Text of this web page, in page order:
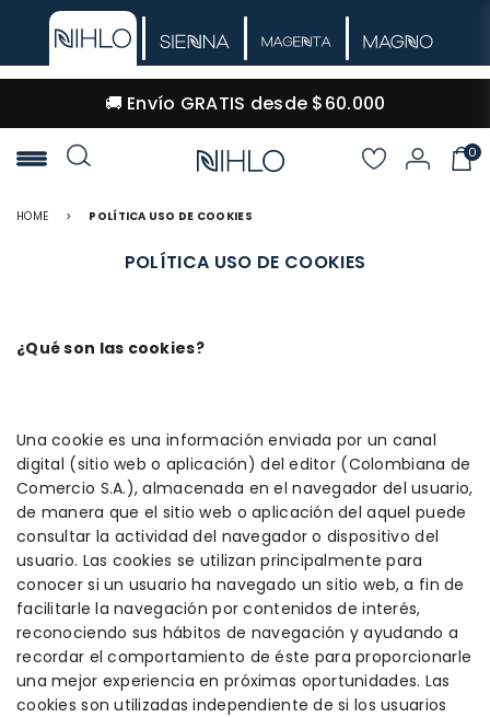
🚚 Envío GRATIS desde $60.000
NIHLO
0
HOME > POLÍTICA USO DE COOKIES
POLÍTICA USO DE COOKIES
¿Qué son las cookies?
Una cookie es una información enviada por un canal
digital (sitio web o aplicación) del editor (Colombiana de
Comercio S.A.), almacenada en el navegador del usuario,
de manera que el sitio web o aplicación del aquel puede
consultar la actividad del navegador o dispositivo del
usuario. Las cookies se utilizan principalmente para
conocer si un usuario ha navegado un sitio web, a fin de
facilitarle la navegación por contenidos de interés,
reconociendo sus hábitos de navegación y ayudando a
recordar el comportamiento de éste para proporcionarle
una mejor experiencia en próximas oportunidades. Las
cookies son utilizadas independiente de si los usuarios